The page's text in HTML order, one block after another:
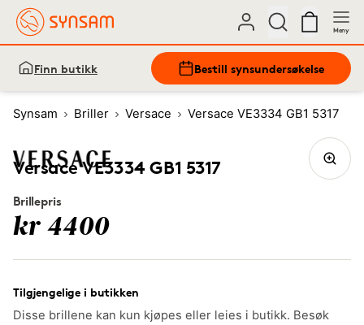
Meny
Finn butikk Bestill synsundersøkelse
Synsam Briller Versace Versace VE3334 GB1 5317
Versace VE3334 GB1 5317
Brillepris
kr 4400
Tilgjengelige i butikken
Disse brillene kan kun kjøpes eller leies i butikk. Besøk